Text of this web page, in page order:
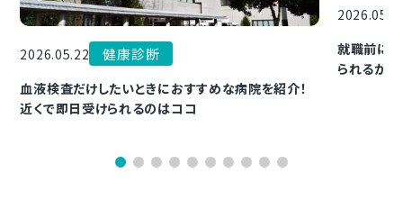
2026.05.22 健康診断
血液検査だけしたいときにおすすめな病院を紹介！
近くで即日受けられるのはココ
就職前に
られるか